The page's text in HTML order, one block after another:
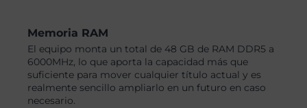
Memoria RAM
El equipo monta un total de 48 GB de RAM DDR5 a
6000MHz, lo que aporta la capacidad más que
suficiente para mover cualquier título actual y es
realmente sencillo ampliarlo en un futuro en caso
necesario.